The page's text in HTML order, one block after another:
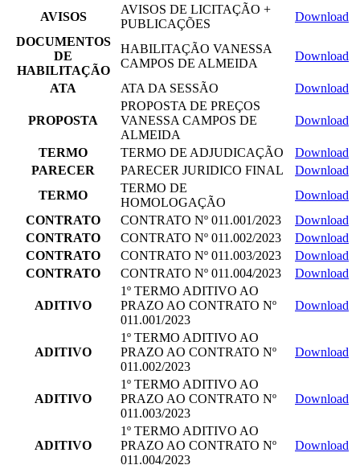
AVISOS
AVISOS DE LICITAÇÃO +
PUBLICAÇÕES
Download
DOCUMENTOS
DE
HABILITAÇÃO
HABILITAÇÃO VANESSA
CAMPOS DE ALMEIDA
Download
ATA ATA DA SESSÃO Download
PROPOSTA
PROPOSTA DE PREÇOS
VANESSA CAMPOS DE
ALMEIDA
Download
TERMO TERMO DE ADJUDICAÇÃO
Download
PARECER
PARECER JURIDICO FINAL
Download
TERMO
TERMO DE
HOMOLOGAÇÃO
Download
CONTRATO
CONTRATO Nº 011.001/2023
Download
CONTRATO
CONTRATO Nº 011.002/2023
Download
CONTRATO
CONTRATO Nº 011.003/2023
Download
CONTRATO
CONTRATO Nº 011.004/2023 Download
ADITIVO
1º TERMO ADITIVO AO
PRAZO AO CONTRATO Nº
011.001/2023
Download
ADITIVO
1º TERMO ADITIVO AO
PRAZO AO CONTRATO Nº
011.002/2023
Download
ADITIVO
1º TERMO ADITIVO AO
PRAZO AO CONTRATO Nº
011.003/2023
Download
ADITIVO
1º TERMO ADITIVO AO
PRAZO AO CONTRATO Nº
011.004/2023
Download